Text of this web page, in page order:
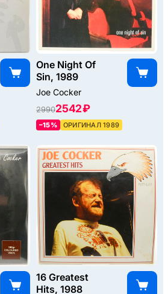
One Night Of
Sin, 1989
Joe Cocker
29902542 ₽
–15% ОРИГИНАЛ 1989
16 Greatest
Hits, 1988